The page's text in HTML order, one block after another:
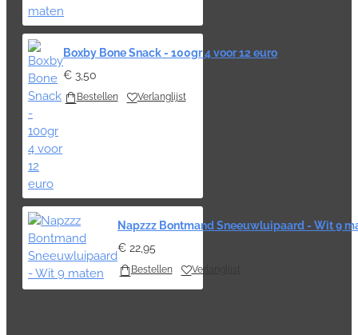
Boxby Bone Snack - 100gr 4 voor 12 euro
€ 3,50
Bestellen Verlanglijst
Napzzz Bontmand Sneeuwluipaard - Wit 9
€ 22,95
Bestellen Verlanglijst